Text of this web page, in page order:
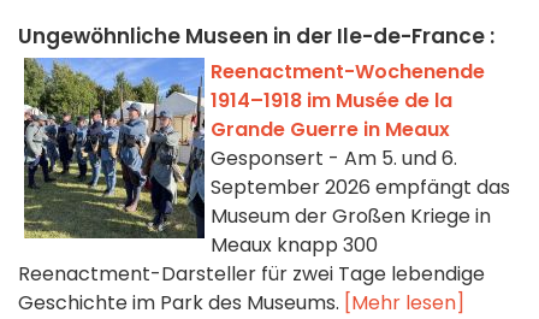
Ungewöhnliche Museen in der Ile-de-France :
Reenactment-Wochenende
1914–1918 im Musée de la
Grande Guerre in Meaux
Gesponsert - Am 5. und 6.
September 2026 empfängt das
Museum der Großen Kriege in
Meaux knapp 300
Reenactment-Darsteller für zwei Tage lebendige
Geschichte im Park des Museums. [Mehr lesen]